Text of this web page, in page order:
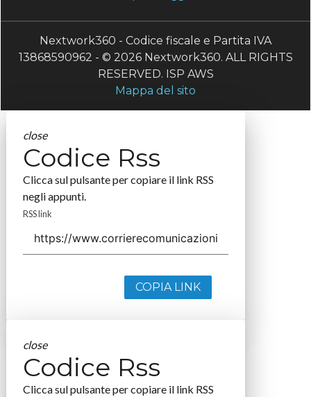
Nextwork360 - Codice fiscale e Partita IVA
13868590962 - © 2026 Nextwork360. ALL RIGHTS
RESERVED. ISP AWS
Mappa del sito
close
Codice Rss
Clicca sul pulsante per copiare il link RSS
negli appunti.
RSS link
COPIA LINK
close
Codice Rss
Clicca sul pulsante per copiare il link RSS